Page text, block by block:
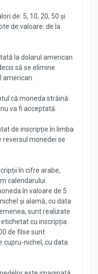
de: 5, 10, 20, 50 și
de valoare: de la
la dolarul american
să se elimine
american.
că moneda străină
va fi acceptată.
de inscripție în limba
reversul monedei se
în cifre arabe,
calendarului
în valoare de 5
și alamă, cu data
sunt realizate
cu inscripția
de filse sunt
cupru-nichel, cu data